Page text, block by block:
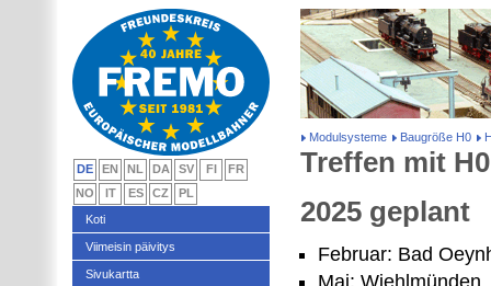
Modulsysteme Baugröße H0
Treffen mit
2025 geplant
Februar: Bad
Mai: Wiehlmünden
DE EN NL DA SV FI
FR
NO
IT ES CZ
PL
Koti
Viimeisin päivitys
Sivukartta